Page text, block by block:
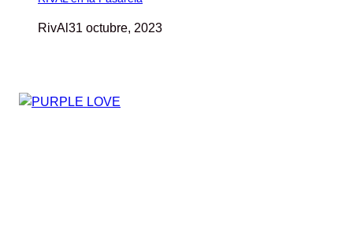
RivAl 31 octubre, 2023